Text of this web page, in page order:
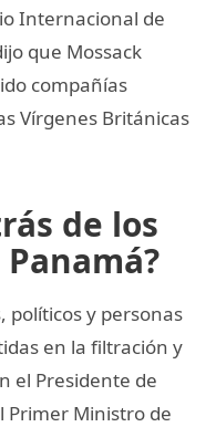
Internacional de
que Mossack
compañías
Vírgenes Británicas
de los
políticos y personas
en la filtración y
el Presidente de
Primer Ministro de